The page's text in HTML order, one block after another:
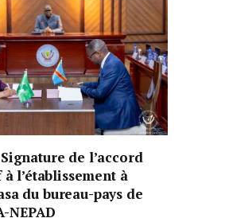
de l’accord
l’établissement à
du bureau-pays de
NEPAD